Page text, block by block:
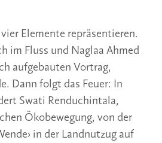
Elemente repräsentieren.
im Fluss und Naglaa Ahmed
aufgebauten Vortrag,
Dann folgt das Feuer: In
Swati Renduchintala,
Ökobewegung, von der
in der Landnutzug auf